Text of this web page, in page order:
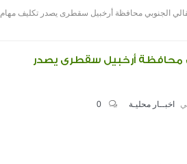
الجنوبي محافظة أرخبيل سقطرى يصدر تكليف مهام
محافظة أرخبيل سقطرى يصدر
اخبــار محليـة 0